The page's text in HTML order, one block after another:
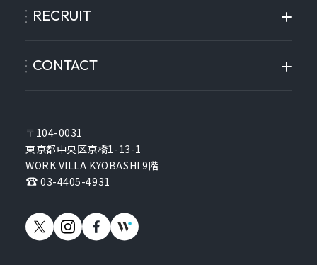
〒104-0031
東京都中央区京橋1-13-1
WORK VILLA KYOBASHI 9階
03-4405-4931
RECRUIT
CONTACT